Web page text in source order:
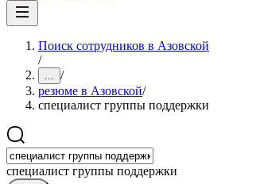
Поиск сотрудников в Азовской
/
... /
резюме в Азовской/
специалист группы поддержки
специалист группы поддержки